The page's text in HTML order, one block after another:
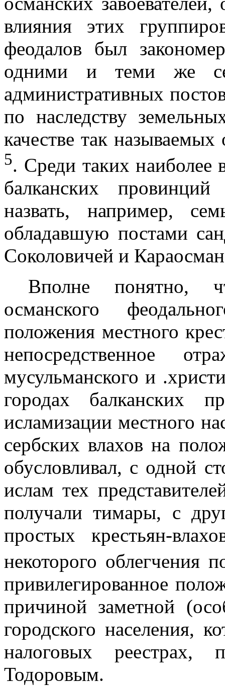
влияния этих
феодалов был
одними и теми же
администра­тивных
по наследству
качестве так
5. Среди таких наиболее
балканских
назвать, например,
обладавшую по­стами
Соколовичей и
Вполне понятно,
османского
положения местного
непосредственное
мусульманского и
городах балканских
исламизации местного
сербских влахов на
обусловливал, с одной
ислам тех
полу­чали тимары, с
простых крестьян-
некоторого облегчения
привилегированное
причиной заметной
городского населения,
налоговых реестрах,
Тодоровым.